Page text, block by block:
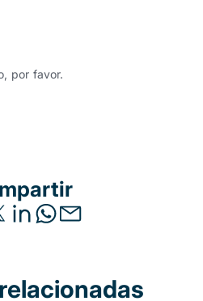
por favor.